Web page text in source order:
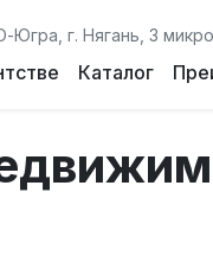
г. Нягань, 3
Каталог